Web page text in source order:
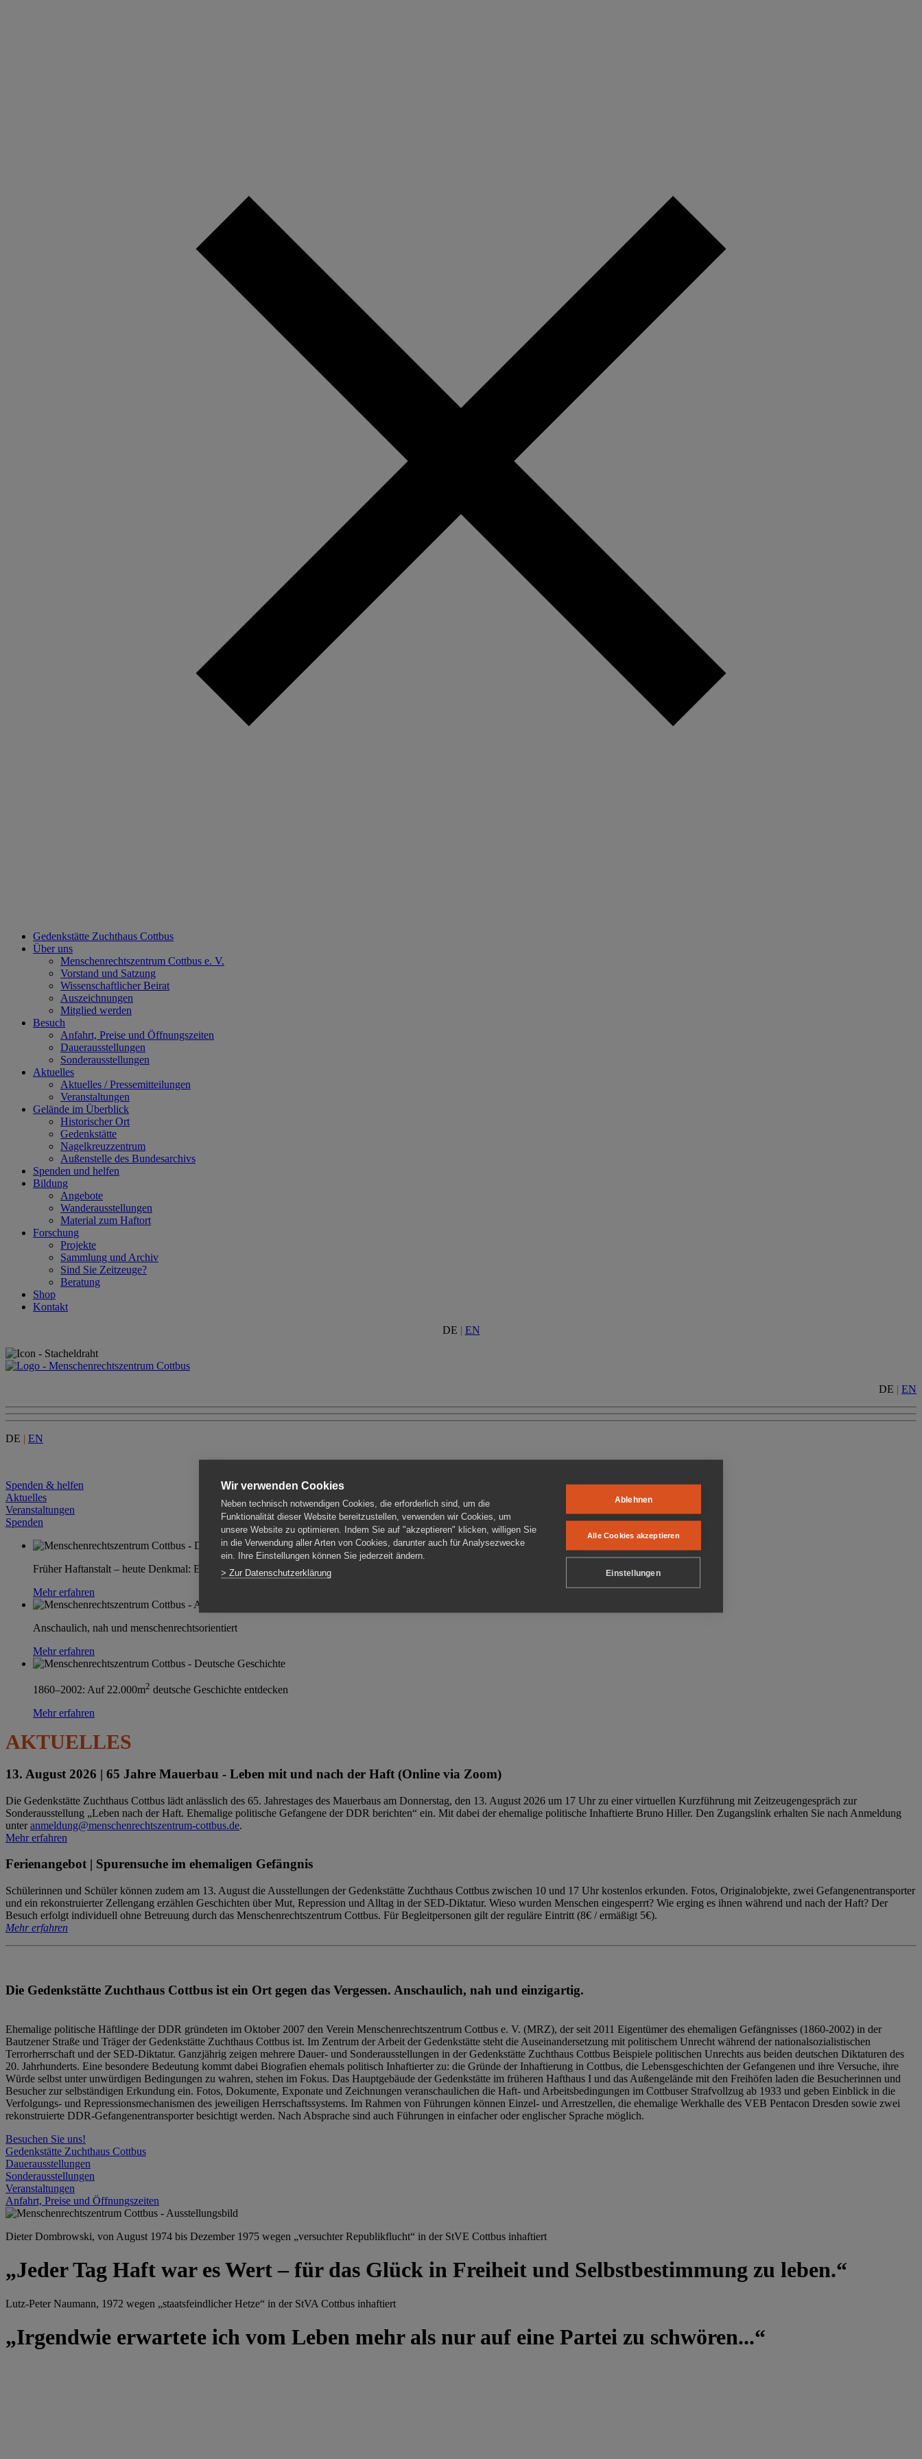
Gedenkstätte Zuchthaus Cottbus
Über uns
Menschenrechtszentrum Cottbus e. V.
Vorstand und Satzung
Wissenschaftlicher Beirat
Auszeichnungen
Mitglied werden
Besuch
Anfahrt, Preise und Öffnungszeiten
Dauerausstellungen
Sonderausstellungen
Aktuelles
Aktuelles / Pressemitteilungen
Veranstaltungen
Gelände im Überblick
Historischer Ort
Gedenkstätte
Nagelkreuzzentrum
Außenstelle des Bundesarchivs
Spenden und helfen
Bildung
Angebote
Wanderausstellungen
Material zum Haftort
Forschung
Projekte
Sammlung und Archiv
Sind Sie Zeitzeuge?
Beratung
Shop
Kontakt
DE | EN
DE | EN
DE | EN
Spenden & helfen
Aktuelles
Veranstaltungen
Spenden
Früher Haftanstalt – heute Denkmal: Einen Ort im Wandel erleben
Mehr erfahren
Anschaulich, nah und menschenrechtsorientiert
Mehr erfahren
1860–2002: Auf 22.000m2 deutsche Geschichte entdecken
Mehr erfahren
AKTUELLES
13. August 2026 | 65 Jahre Mauerbau - Leben mit und nach der Haft (Online via Zoom)
Die Gedenkstätte Zuchthaus Cottbus lädt anlässlich des 65. Jahrestages des Mauerbaus am Donnerstag, den 13. August 2026 um 17 Uhr zu einer virtuellen Kurzführung mit Zeitzeugengespräch zur
Sonderausstellung „Leben nach der Haft. Ehemalige politische Gefangene der DDR berichten“ ein. Mit dabei der ehemalige politische Inhaftierte Bruno Hiller. Den Zugangslink erhalten Sie nach Anmeldung
unteranmeldung@menschenrechtszentrum-cottbus.de.
Mehr erfahren
Ferienangebot | Spurensuche im ehemaligen Gefängnis
Schülerinnen und Schüler können zudem am 13. August die Ausstellungen der Gedenkstätte Zuchthaus Cottbus zwischen 10 und 17 Uhr kostenlos erkunden. Fotos, Originalobjekte, zwei Gefangenentransporter
und ein rekonstruierter Zellengang erzählen Geschichten über Mut, Repression und Alltag in der SED-Diktatur. Wieso wurden Menschen eingesperrt? Wie erging es ihnen während und nach der Haft? Der
Besuch erfolgt individuell ohne Betreuung durch das Menschenrechtszentrum Cottbus. Für Begleitpersonen gilt der reguläre Eintritt (8€ / ermäßigt 5€).
Mehr erfahren
Die Gedenkstätte Zuchthaus Cottbus ist ein Ort gegen das Vergessen. Anschaulich, nah und einzigartig.
Ehemalige politische Häftlinge der DDR gründeten im Oktober 2007 den Verein Menschenrechtszentrum Cottbus e. V. (MRZ), der seit 2011 Eigentümer des ehemaligen Gefängnisses (1860-2002) in der
Bautzener Straße und Träger der Gedenkstätte Zuchthaus Cottbus ist. Im Zentrum der Arbeit der Gedenkstätte steht die Auseinandersetzung mit politischem Unrecht während der nationalsozialistischen
Terrorherrschaft und der SED-Diktatur. Ganzjährig zeigen mehrere Dauer- und Sonderausstellungen in der Gedenkstätte Zuchthaus Cottbus Beispiele politischen Unrechts aus beiden deutschen Diktaturen des
20. Jahrhunderts. Eine besondere Bedeutung kommt dabei Biografien ehemals politisch Inhaftierter zu: die Gründe der Inhaftierung in Cottbus, die Lebensgeschichten der Gefangenen und ihre Versuche, ihre
Würde selbst unter unwürdigen Bedingungen zu wahren, stehen im Fokus. Das Hauptgebäude der Gedenkstätte im früheren Hafthaus I und das Außengelände mit den Freihöfen laden die Besucherinnen und
Besucher zur selbständigen Erkundung ein. Fotos, Dokumente, Exponate und Zeichnungen veranschaulichen die Haft- und Arbeitsbedingungen im Cottbuser Strafvollzug ab 1933 und geben Einblick in die
Verfolgungs- und Repressionsmechanismen des jeweiligen Herrschaftssystems. Im Rahmen von Führungen können Einzel- und Arrestzellen, die ehemalige Werkhalle des VEB Pentacon Dresden sowie zwei
rekonstruierte DDR-Gefangenentransporter besichtigt werden. Nach Absprache sind auch Führungen in einfacher oder englischer Sprache möglich.
Besuchen Sie uns!
Gedenkstätte Zuchthaus Cottbus
Dauerausstellungen
Sonderausstellungen
Veranstaltungen
Anfahrt, Preise und Öffnungszeiten
Dieter Dombrowski, von August 1974 bis Dezember 1975 wegen „versuchter Republikflucht“ in der StVE Cottbus inhaftiert
„Jeder Tag Haft war es Wert – für das Glück in Freiheit und Selbstbestimmung zu leben.“
Lutz-Peter Naumann, 1972 wegen „staatsfeindlicher Hetze“ in der StVA Cottbus inhaftiert
„Irgendwie erwartete ich vom Leben mehr als nur auf eine Partei zu schwören...“
Wir verwenden Cookies
Neben technisch notwendigen Cookies, die erforderlich sind, um die
Funktionalität dieser Website bereitzustellen, verwenden wir Cookies, um
unsere Website zu optimieren. Indem Sie auf "akzeptieren" klicken, willigen Sie
in die Verwendung aller Arten von Cookies, darunter auch für Analysezwecke
ein. Ihre Einstellungen können Sie jederzeit ändern.
> Zur Datenschutzerklärung
Ablehnen
Alle Cookies akzeptieren
Einstellungen